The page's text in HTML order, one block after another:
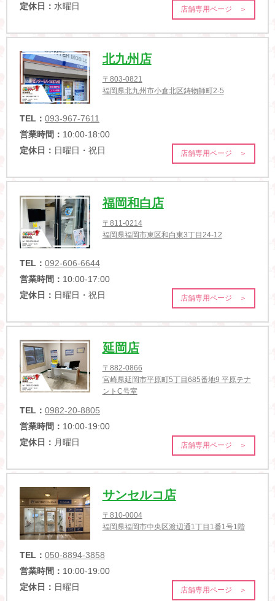
定休日： 水曜日 店舗専用ページ ＞
北九州店
〒803-0821
福岡県北九州市小倉北区鋳物師町2-5
TEL： 093-967-7611
営業時間： 10:00-18:00
定休日： 日曜日・祝日 店舗専用ページ ＞
福岡和白店
〒811-0214
福岡県福岡市東区和白東3丁目24-12
TEL： 092-606-6644
営業時間： 10:00-17:00
定休日： 日曜日・祝日 店舗専用ページ ＞
延岡店
〒882-0866
宮崎県延岡市平原町5丁目685番地9 平原テナ
ントC号室
TEL： 0982-20-8805
営業時間： 10:00-19:00
定休日： 月曜日 店舗専用ページ ＞
サンセルコ店
〒810-0004
福岡県福岡市中央区渡辺通1丁目1番1号1階
TEL： 050-8894-3858
営業時間： 10:00-19:00
定休日： 日曜日 店舗専用ページ ＞